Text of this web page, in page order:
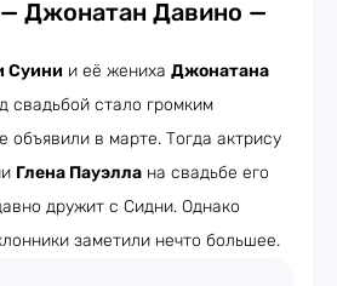
Джонатан Давино —
Суини и её жениха Джонатана
свадьбой стало громким
объявили в марте. Тогда актрису
Глена Пауэлла на свадьбе его
дружит с Сидни. Однако
заметили нечто большее.